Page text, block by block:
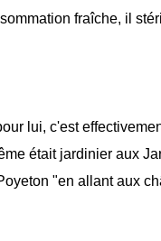
fraîche, il
lui, c'est
était jardinier aux
"en allant aux